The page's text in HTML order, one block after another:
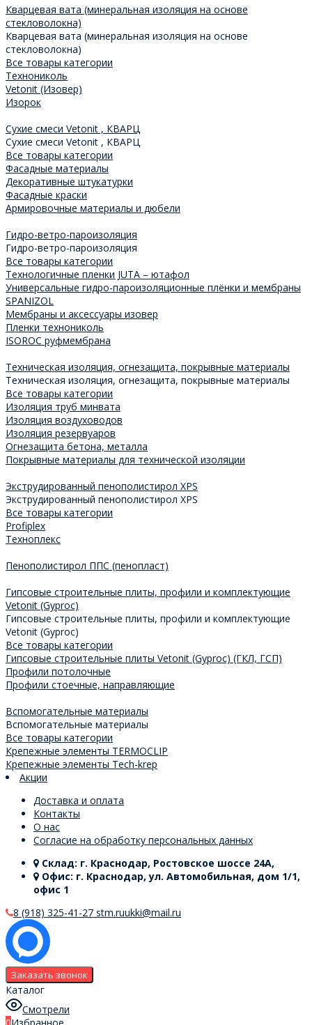
Кварцевая вата (минеральная изоляция на основе
стекловолокна)
Кварцевая вата (минеральная изоляция на основе
стекловолокна)
Все товары категории
Технониколь
Vetonit (Изовер)
Изорок
Сухие смеси Vetonit , КВАРЦ
Сухие смеси Vetonit , КВАРЦ
Все товары категории
Фасадные материалы
Декоративные штукатурки
Фасадные краски
Армировочные материалы и дюбели
Гидро-ветро-пароизоляция
Гидро-ветро-пароизоляция
Все товары категории
Технологичные пленки JUTA – ютафол
Универсальные гидро-пароизоляционные плёнки и мембраны
SPANIZOL
Мембраны и аксессуары изовер
Пленки технониколь
ISOROC руфмембрана
Техническая изоляция, огнезащита, покрывные материалы
Техническая изоляция, огнезащита, покрывные материалы
Все товары категории
Изоляция труб минвата
Изоляция воздуховодов
Изоляция резервуаров
Огнезащита бетона, металла
Покрывные материалы для технической изоляции
Экструдированный пенополистирол XPS
Экструдированный пенополистирол XPS
Все товары категории
Profiplex
Техноплекс
Пенополистирол ППС (пенопласт)
Гипсовые строительные плиты, профили и комплектующие
Vetonit (Gyproc)
Гипсовые строительные плиты, профили и комплектующие
Vetonit (Gyproc)
Все товары категории
Гипсовые строительные плиты Vetonit (Gyproc) (ГКЛ, ГСП)
Профили потолочные
Профили стоечные, направляющие
Вспомогательные материалы
Вспомогательные материалы
Все товары категории
Крепежные элементы TERMOCLIP
Крепежные элементы Tech-krep
Акции
Доставка и оплата
Контакты
О нас
Согласие на обработку персональных данных
Склад: г. Краснодар, Ростовское шоссе 24А,
Офис: г. Краснодар, ул. Автомобильная, дом 1/1,
офис 1
8 (918) 325-41-27 stm.ruukki@mail.ru
Заказать звонок
Каталог
Смотрели